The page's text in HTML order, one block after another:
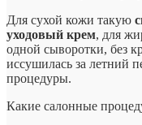
Для сухой кожи такую
уходовый крем, для
одной сыворотки, без
иссушилась за летний
процедуры.
Какие салонные